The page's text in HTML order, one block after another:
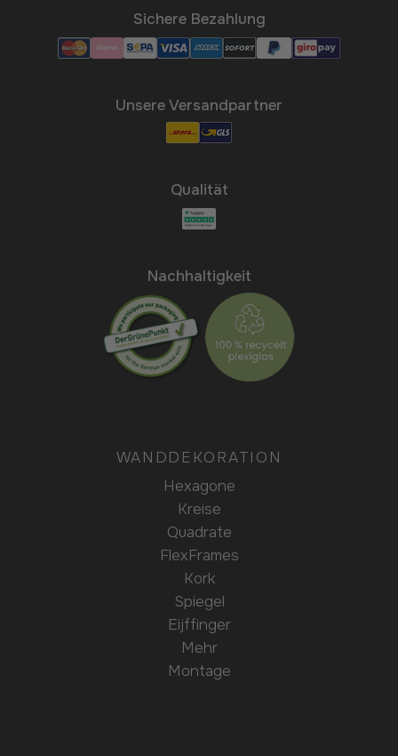
Sichere Bezahlung
Unsere Versandpartner
Qualität
Nachhaltigkeit
WANDDEKORATION
Hexagone
Kreise
Quadrate
FlexFrames
Kork
Spiegel
Eijffinger
Mehr
Montage